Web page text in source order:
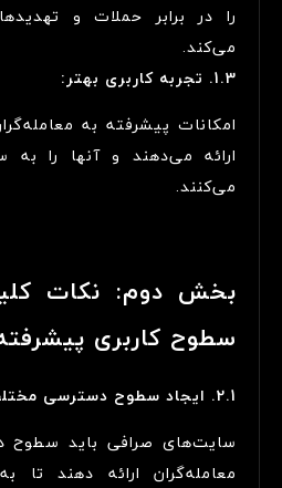
را در برابر حملات و
می‌کند.
1.3. تجربه کاربری بهتر:
امکانات پیشرفته به
ارائه می‌دهند و آنها را
می‌کنند.
بخش دوم: نکات
سطوح کاربری
2.1. ایجاد سطوح دسترسی مختلف:
سایت‌های صرافی باید سطوح
معامله‌گران ارائه دهند تا